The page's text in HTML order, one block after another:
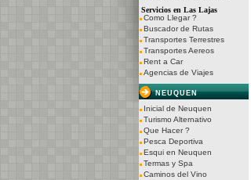
Servicios en Las Lajas
Como Llegar ?
Buscador de Rutas
Transportes Terrestres
Transportes Aereos
Rent a Car
Agencias de Viajes
NEUQUEN
Inicial de Neuquen
Turismo Alternativo
Que Hacer ?
Pesca Deportiva
Esqui en Neuquen
Termas y Spa
Caminos del Vino